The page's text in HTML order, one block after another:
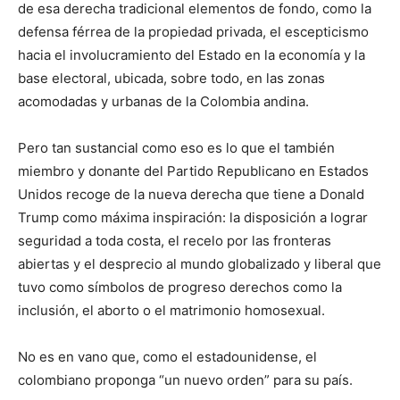
de esa derecha tradicional elementos de fondo, como la
defensa férrea de la propiedad privada, el escepticismo
hacia el involucramiento del Estado en la economía y la
base electoral, ubicada, sobre todo, en las zonas
acomodadas y urbanas de la Colombia andina.
Pero tan sustancial como eso es lo que el también
miembro y donante del Partido Republicano en Estados
Unidos recoge de la nueva derecha que tiene a Donald
Trump como máxima inspiración: la disposición a lograr
seguridad a toda costa, el recelo por las fronteras
abiertas y el desprecio al mundo globalizado y liberal que
tuvo como símbolos de progreso derechos como la
inclusión, el aborto o el matrimonio homosexual.
No es en vano que, como el estadounidense, el
colombiano proponga “un nuevo orden” para su país.